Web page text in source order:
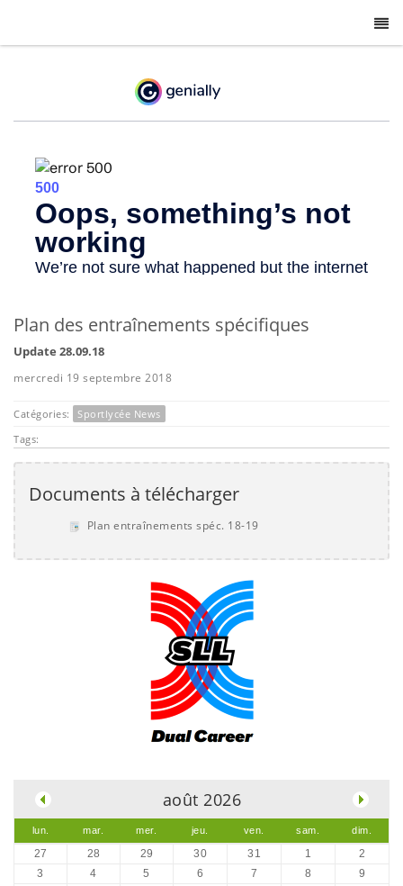
Plan des entraînements spécifiques
Update 28.09.18
mercredi 19 septembre 2018
Catégories:
Sportlycée News
Tags:
Documents à télécharger
Plan entraînements spéc. 18-19
août 2026
lun. mar. mer. jeu. ven. sam. dim.
27 28 29 30 31 1
2
3
4 5 6 7 8
9